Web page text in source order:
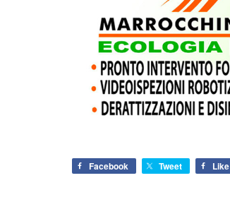
Facebook Tweet Like